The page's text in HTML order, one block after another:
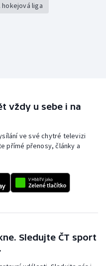
hokejová liga
vždy u sebe i na
ve své chytré televizi
přímé přenosy, články a
Sledujte ČT sport